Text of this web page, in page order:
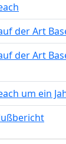
der Art
der Art
um ein